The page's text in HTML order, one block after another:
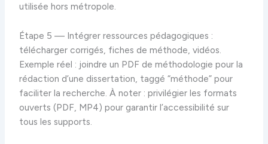
utilisée hors métropole.
Étape 5 — Intégrer ressources pédagogiques :
télécharger corrigés, fiches de méthode, vidéos.
Exemple réel : joindre un PDF de méthodologie pour la
rédaction d’une dissertation, taggé “méthode” pour
faciliter la recherche. À noter : privilégier les formats
ouverts (PDF, MP4) pour garantir l’accessibilité sur
tous les supports.